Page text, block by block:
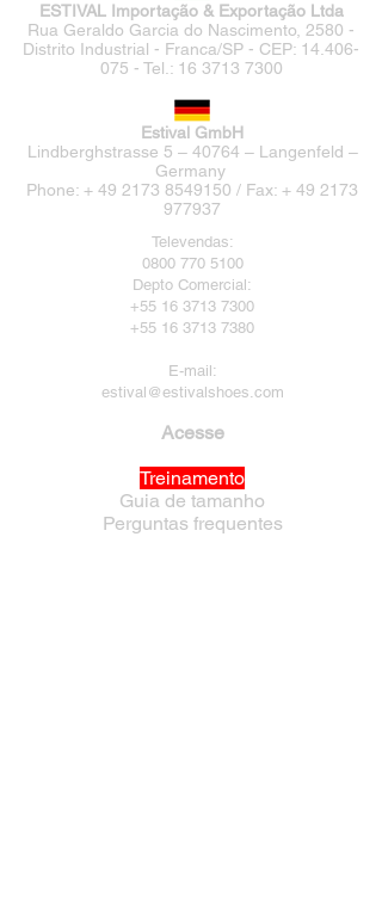
ESTIVAL Importação & Exportação Ltda
Rua Geraldo Garcia do Nascimento, 2580 -
Distrito Industrial - Franca/SP - CEP: 14.406-
075 - Tel.: 16 3713 7300
Estival GmbH
Lindberghstrasse 5 – 40764 – Langenfeld –
Germany
Phone: + 49 2173 8549150 / Fax: + 49 2173
977937
Televendas:
0800 770 5100
Depto Comercial:
+55 16 3713 7300
+55 16 3713 7380
E-mail:
estival@estivalshoes.com
Acesse
Treinamento
Guia de tamanho
Perguntas frequentes